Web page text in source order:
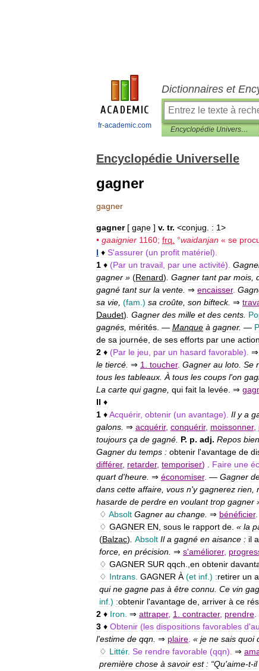
fr-academic.com
Dictionnaires et
Encyclopédie Universelle
Encyclopédie Universelle
gagner
gagner
gagner[ gaɲe ] v. tr. <conjug : 1>
• gaaignier 1160; frq °waidanjan « se
I ♦ S'assurer (un profit matériel).
1 ♦ (Par un travail par une activité).
gagner » (Renard) Gagner tant par mois
gagné tant sur la vente ⇒ encaisser.
sa vie (fam .) sa croûte son bifteck. ⇒
Daudet) Gagner des mille et des cents
gagnés mérités . — Manque à gagner. —
de sa journée de ses efforts par une action
2 ♦ (Par le jeu par un hasard favorable). ⇒
le tiercé ⇒ 1 toucher. Gagner au loto Se
tous les tableaux À tous les coups l'on
La carte qui gagne qui fait la levée . ⇒
II ♦
1 ♦Acquérir, obtenir (un avantage). Il y a
galons ⇒ acquérir, conquérir, moissonner,
toujours ça de gagné P. p. adj. Repos bien
Gagner du temps : obtenir l'avantage de
différer, retarder, temporiser) Faire une
quart d'heure ⇒ économiser. — Gagner
dans cette affaire vous n'y gagnerez rien
hasarde de perdre en voulant trop gagner
♢ Absolt Gagner au change ⇒ bénéficier.
♢ GAGNER EN sous le rapport de « la
(Balzac) Absolt Il a gagné en aisance : il a
force en précision ⇒ s'améliorer,
♢ GAGNER SUR qqch en obtenir
♢ Intrans GAGNER À (et inf .) :retirer un
qui ne gagne pas à être connu Ce vin
inf .) :obtenir l'avantage de arriver à ce
2 ♦ Iron ⇒ attraper, 1 contracter, prendre
3 ♦ Obtenir (les dispositions favorables d'
l'estime de qqn ⇒ plaire « je ne sais quoi
♢ Littér. Se rendre favorable (qqn). ⇒
première chose à savoir est : “Qu'aime-t-il